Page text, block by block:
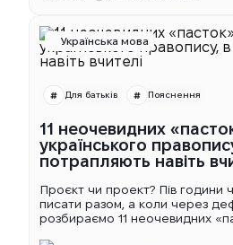
Українська мова
Для батьків Пояснення
11 неочевидних
українського
потрапляють навіть
Проєкт чи проект? Пів години
писати разом, а коли через
розбираємо 11 неочевидних